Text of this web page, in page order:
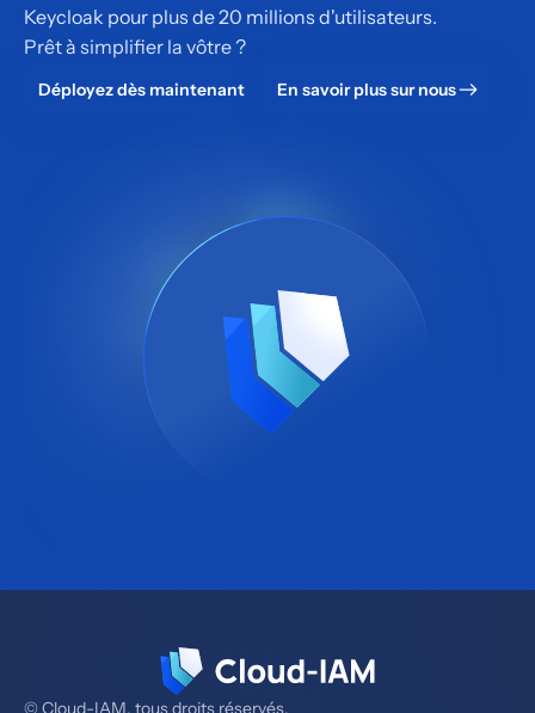
Keycloak pour plus de 20 millions d'utilisateurs.
Prêt à simplifier la vôtre ?
Déployez dès maintenant En savoir plus sur nous
© Cloud-IAM, tous droits réservés.